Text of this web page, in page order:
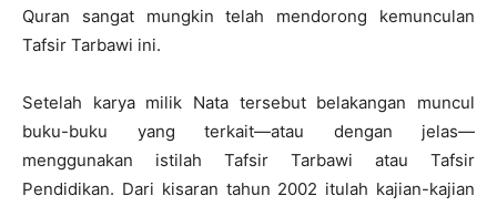
Quran sangat mungkin telah mendorong kemunculan
Tafsir Tarbawi ini.
Setelah karya milik Nata tersebut belakangan muncul
buku-buku yang terkait—atau dengan jelas—
menggunakan istilah Tafsir Tarbawi atau Tafsir
Pendidikan. Dari kisaran tahun 2002 itulah kajian-kajian